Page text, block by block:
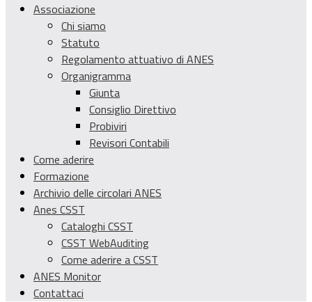
Associazione
Chi siamo
Statuto
Regolamento attuativo di ANES
Organigramma
Giunta
Consiglio Direttivo
Probiviri
Revisori Contabili
Come aderire
Formazione
Archivio delle circolari ANES
Anes CSST
Cataloghi CSST
CSST WebAuditing
Come aderire a CSST
ANES Monitor
Contattaci